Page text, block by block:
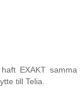
EXAKT samma
till Telia.